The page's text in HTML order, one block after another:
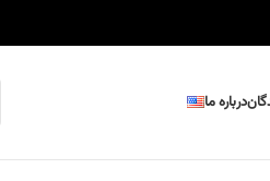
درباره ما